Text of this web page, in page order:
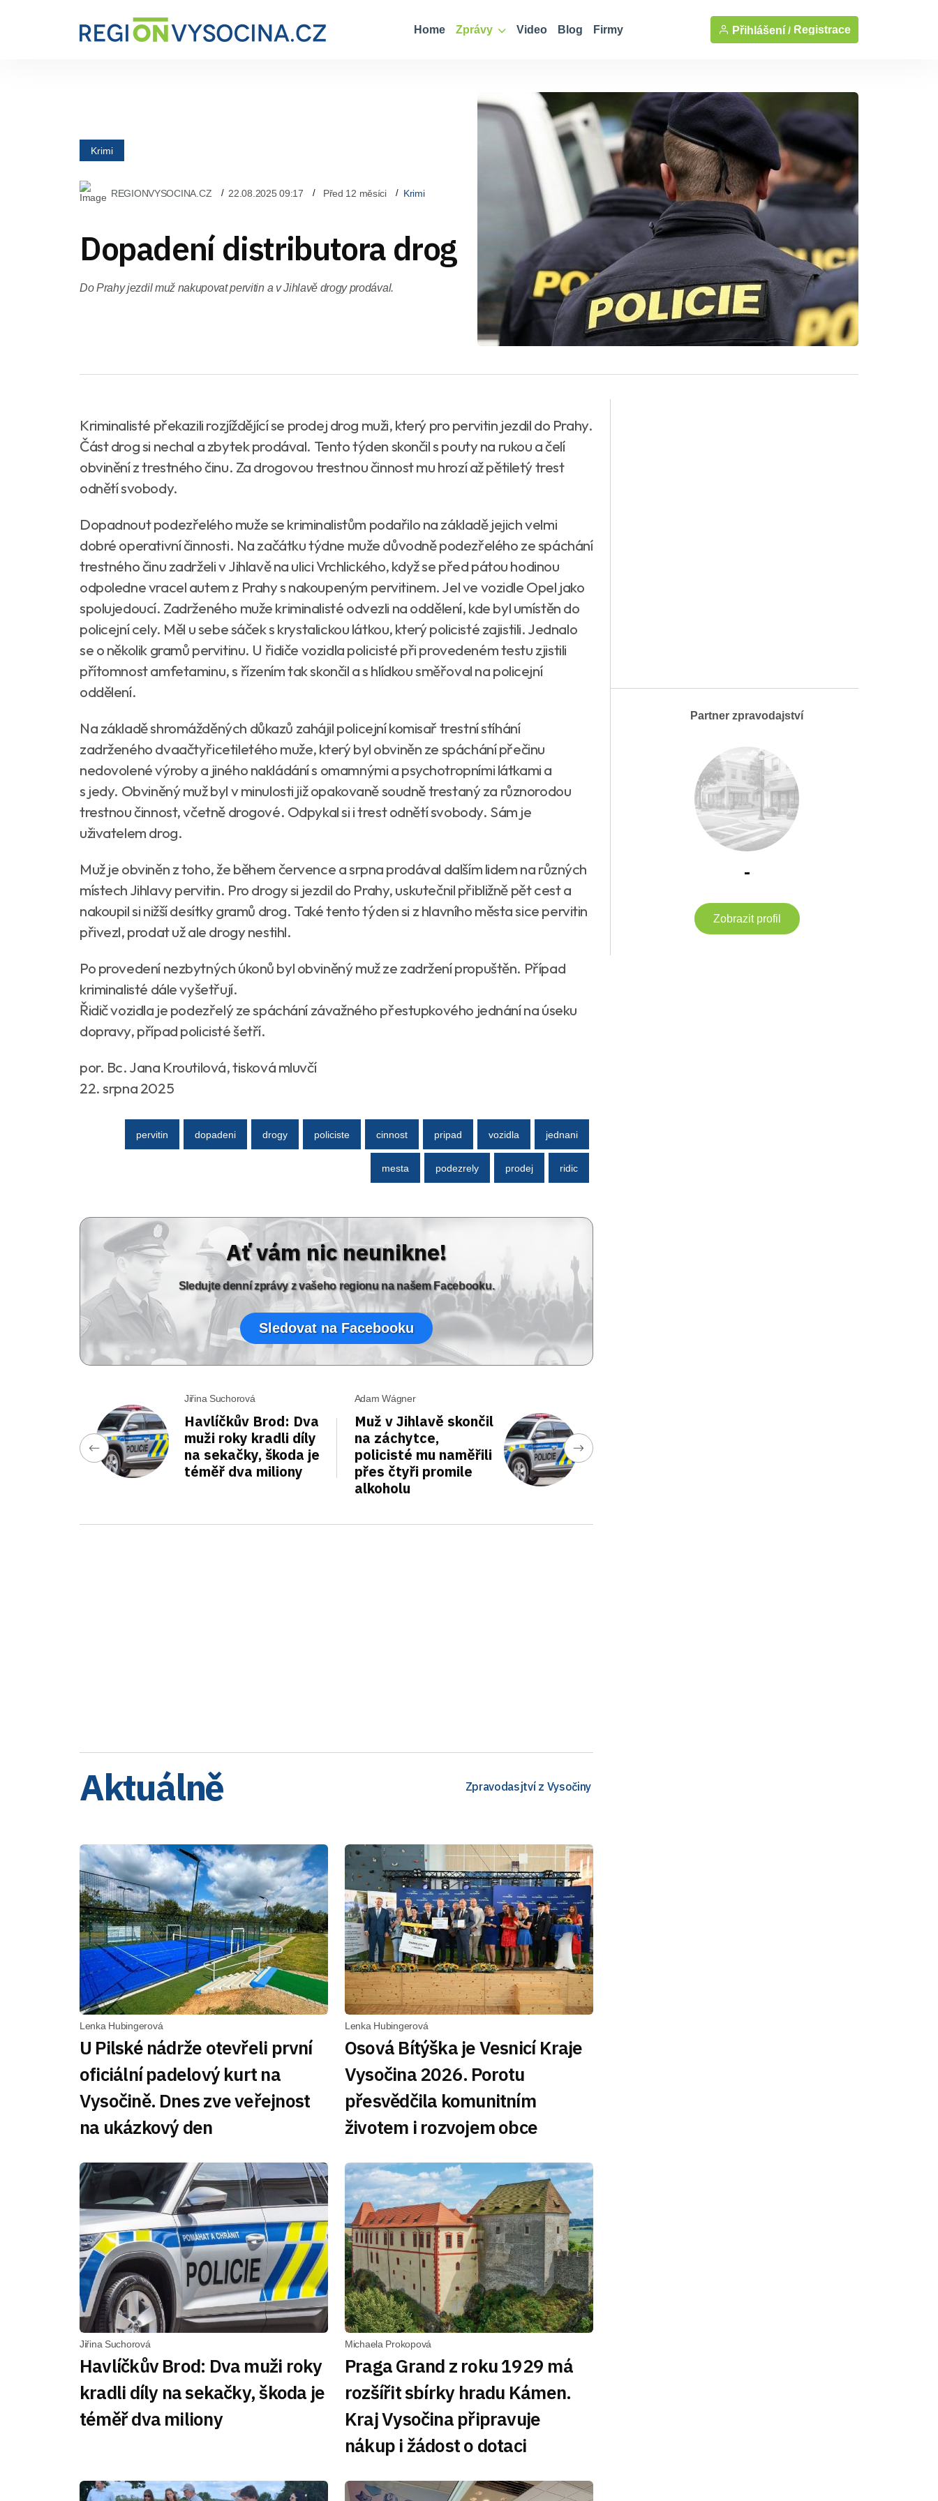
Home Zprávy Video Blog Firmy Přihlášení / Registrace
Krimi
REGIONVYSOCINA.CZ 22.08.2025 09:17 Před 12 měsíci Krimi
Dopadení distributora drog
Do Prahy jezdil muž nakupovat pervitin a v Jihlavě drogy prodával.
Kriminalisté překazili rozjíždějící se prodej drog muži, který pro pervitin jezdil do Prahy.
Část drog si nechal a zbytek prodával. Tento týden skončil s pouty na rukou a čelí
obvinění z trestného činu. Za drogovou trestnou činnost mu hrozí až pětiletý trest
odnětí svobody.
Dopadnout podezřelého muže se kriminalistům podařilo na základě jejich velmi
dobré operativní činnosti. Na začátku týdne muže důvodně podezřelého ze spáchání
trestného činu zadrželi v Jihlavě na ulici Vrchlického, když se před pátou hodinou
odpoledne vracel autem z Prahy s nakoupeným pervitinem. Jel ve vozidle Opel jako
spolujedoucí. Zadrženého muže kriminalisté odvezli na oddělení, kde byl umístěn do
policejní cely. Měl u sebe sáček s krystalickou látkou, který policisté zajistili. Jednalo
se o několik gramů pervitinu. U řidiče vozidla policisté při provedeném testu zjistili
přítomnost amfetaminu, s řízením tak skončil a s hlídkou směřoval na policejní
oddělení.
Na základě shromážděných důkazů zahájil policejní komisař trestní stíhání
zadrženého dvaačtyřicetiletého muže, který byl obviněn ze spáchání přečinu
nedovolené výroby a jiného nakládání s omamnými a psychotropními látkami a
s jedy. Obviněný muž byl v minulosti již opakovaně soudně trestaný za různorodou
trestnou činnost, včetně drogové. Odpykal si i trest odnětí svobody. Sám je
uživatelem drog.
Muž je obviněn z toho, že během července a srpna prodával dalším lidem na různých
místech Jihlavy pervitin. Pro drogy si jezdil do Prahy, uskutečnil přibližně pět cest a
nakoupil si nižší desítky gramů drog. Také tento týden si z hlavního města sice pervitin
přivezl, prodat už ale drogy nestihl.
Po provedení nezbytných úkonů byl obviněný muž ze zadržení propuštěn. Případ
kriminalisté dále vyšetřují.
Řidič vozidla je podezřelý ze spáchání závažného přestupkového jednání na úseku
dopravy, případ policisté šetří.
por. Bc. Jana Kroutilová, tisková mluvčí
22. srpna 2025
pervitin dopadeni drogy policiste cinnost pripad vozidla jednani
mesta podezrely prodej ridic
Ať vám nic neunikne!
Sledujte denní zprávy z vašeho regionu na našem Facebooku.
Sledovat na Facebooku
Jiřina Suchorová
Havlíčkův Brod: Dva
muži roky kradli díly
na sekačky, škoda je
téměř dva miliony
Adam Wágner
Muž v Jihlavě skončil
na záchytce,
policisté mu naměřili
přes čtyři promile
alkoholu
Aktuálně Zpravodasjtví z Vysočiny
Lenka Hubingerová
U Pilské nádrže otevřeli první
oficiální padelový kurt na
Vysočině. Dnes zve veřejnost
na ukázkový den
Lenka Hubingerová
Osová Bítýška je Vesnicí Kraje
Vysočina 2026. Porotu
přesvědčila komunitním
životem i rozvojem obce
Jiřina Suchorová
Havlíčkův Brod: Dva muži roky
kradli díly na sekačky, škoda je
téměř dva miliony
Michaela Prokopová
Praga Grand z roku 1929 má
rozšířit sbírky hradu Kámen.
Kraj Vysočina připravuje
nákup i žádost o dotaci
Partner zpravodajství
-
Zobrazit profil